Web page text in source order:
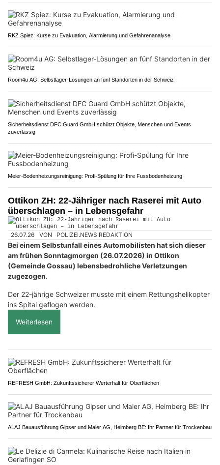
RKZ Spiez: Kurse zu Evakuation, Alarmierung und Gefahrenanalyse
Room4u AG: Selbstlager-Lösungen an fünf Standorten in der Schweiz
Sicherheitsdienst DFC Guard GmbH schützt Objekte, Menschen und Events
zuverlässig
Meier-Bodenheizungsreinigung: Profi-Spülung für Ihre Fussbodenheizung
Ottikon ZH: 22-Jähriger nach Raserei mit Auto
überschlagen – in Lebensgefahr
26.07.26 VON POLIZEI.NEWS REDAKTION
Bei einem Selbstunfall eines Automobilisten hat sich dieser
am frühen Sonntagmorgen (26.07.2026) in Ottikon
(Gemeinde Gossau) lebensbedrohliche Verletzungen
zugezogen.
Der 22-jährige Schweizer musste mit einem Rettungshelikopter
ins Spital geflogen werden.
Weiterlesen
REFRESH GmbH: Zukunftssicherer Werterhalt für Oberflächen
ALAJ Bauausführung Gipser und Maler AG, Heimberg BE: Ihr Partner für Trockenbau